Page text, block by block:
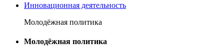
Инновационная деятельность
Молодёжная политика
Молодёжная политика